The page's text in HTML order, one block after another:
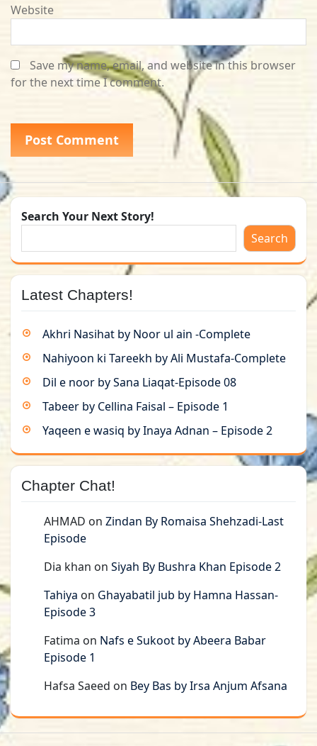
Website
Save my name, email, and website in this browser
for the next time I comment.
Search Your Next Story!
Search
Latest Chapters!
Akhri Nasihat by Noor ul ain -Complete
Nahiyoon ki Tareekh by Ali Mustafa-Complete
Dil e noor by Sana Liaqat-Episode 08
Tabeer by Cellina Faisal – Episode 1
Yaqeen e wasiq by Inaya Adnan – Episode 2
Chapter Chat!
AHMAD on Zindan By Romaisa Shehzadi-Last
Episode
Dia khan on Siyah By Bushra Khan Episode 2
Tahiya on Ghayabatil jub by Hamna Hassan-
Episode 3
Fatima on Nafs e Sukoot by Abeera Babar
Episode 1
Hafsa Saeed on Bey Bas by Irsa Anjum Afsana